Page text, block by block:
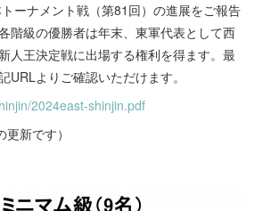
ーナメント戦（第81回）の進展をご報告
階級の優勝者は年末、東軍代表として西
人王決定戦に出場する権利を得ます。最
URLよりご確認いただけます。
2024east-shinjin.pdf
更新です）